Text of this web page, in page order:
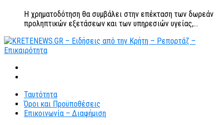
Η χρηματοδότηση θα συμβάλει στην επέκταση των δωρεάν
προληπτικών εξετάσεων και των υπηρεσιών υγείας,...
Ταυτότητα
Όροι και Προϋποθέσεις
Επικοινωνία – Διαφήμιση